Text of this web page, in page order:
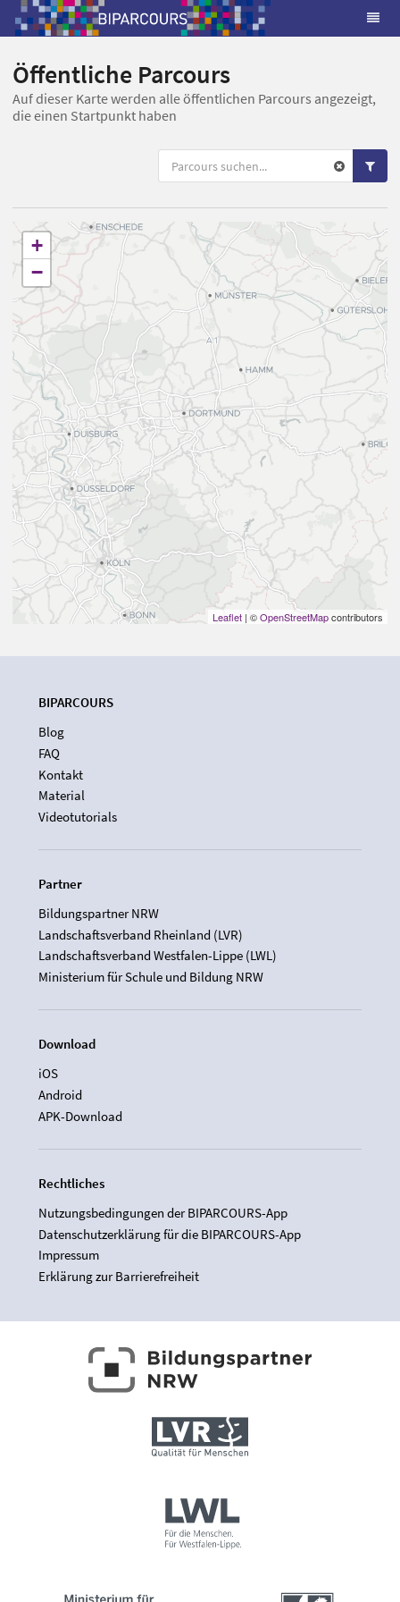
Öffentliche Parcours
Auf dieser Karte werden alle öffentlichen Parcours angezeigt,
die einen Startpunkt haben
+
−
Leaflet | ©OpenStreetMapcontributors
BIPARCOURS
Blog
FAQ
Kontakt
Material
Videotutorials
Partner
Bildungspartner NRW
Landschaftsverband Rheinland (LVR)
Landschaftsverband Westfalen-Lippe (LWL)
Ministerium für Schule und Bildung NRW
Download
iOS
Android
APK-Download
Rechtliches
Nutzungsbedingungen der BIPARCOURS-App
Datenschutzerklärung für die BIPARCOURS-App
Impressum
Erklärung zur Barrierefreiheit